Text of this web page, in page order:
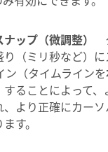
ップ（微調整）
（ミリ秒など）
ン（タイムラインを
ることによって
より正確にカー
す。